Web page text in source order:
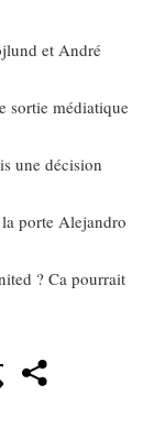
et André
sortie médiatique
une décision
porte Alejandro
? Ca pourrait